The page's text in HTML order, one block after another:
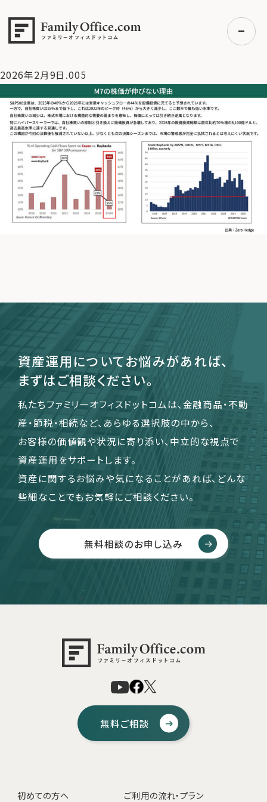
初めての方へ
ご利用の流れ・プラン
事例紹介
エキスパート一覧
無料講座
コラム
利用者の声
運営会社
ファミリーオフィスとは
メールマガジン登録
よくある質問
局面。次に取るべき戦略【2/9 マーケット見通し】
2026年2月
2026年2月9日.005
資産運用についてお悩みがあれば、
まずはご相談ください。
私たちファミリーオフィスドットコムは、金融商品・不動
産・節税・相続など、あらゆる選択肢の中から、
お客様の価値観や状況に寄り添い、中立的な視点で
資産運用をサポートします。
資産に関するお悩みや気になることがあれば、どんな
些細なことでもお気軽にご相談ください。
無料相談のお申し込み
無料ご相談
初めての方へ ご利用の流れ・プラン